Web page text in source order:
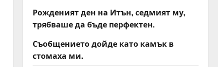
Рожденият ден на Итън, седмият му,
трябваше да бъде перфектен.
Съобщението дойде като камък в
стомаха ми.